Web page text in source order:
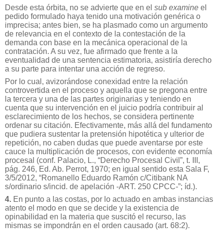
Desde esta órbita, no se advierte que en el sub examine el
pedido formulado haya tenido una motivación genérica o
imprecisa; antes bien, se ha plasmado como un argumento
de relevancia en el contexto de la contestación de la
demanda con base en la mecánica operacional de la
contratación. A su vez, fue afirmado que frente a la
eventualidad de una sentencia estimatoria, asistiría derecho
a su parte para intentar una acción de regreso.
Por lo cual, avizorándose conexidad entre la relación
controvertida en el proceso y aquella que se pregona entre
la tercera y una de las partes originarias y teniendo en
cuenta que su intervención en el juicio podría contribuir al
esclarecimiento de los hechos, se considera pertinente
ordenar su citación. Efectivamente, más allá del fundamento
que pudiera sustentar la pretensión hipotética y ulterior de
repetición, no caben dudas que puede aventarse por este
cauce la multiplicación de procesos, con evidente economía
procesal (conf. Palacio, L., “Derecho Procesal Civil”, t. III,
pág. 246, Ed. Ab. Perrot, 1970; en igual sentido esta Sala F,
3/5/2012, “Romanello Eduardo Ramón c/Citibank NA
s/ordinario s/incid. de apelación -ART. 250 CPCC-”; íd.).
4. En punto a las costas, por lo actuado en ambas instancias
atento el modo en que se decide y la existencia de
opinabilidad en la materia que suscitó el recurso, las
mismas se impondrán en el orden causado (art. 68:2).